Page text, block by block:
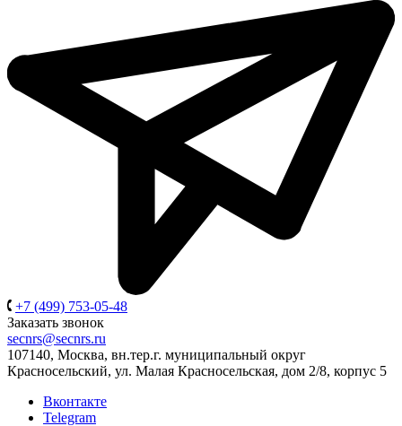
+7 (499) 753-05-48
Заказать звонок
secnrs@secnrs.ru
107140, Москва, вн.тер.г. муниципальный округ
Красносельский, ул. Малая Красносельская, дом 2/8, корпус 5
Вконтакте
Telegram